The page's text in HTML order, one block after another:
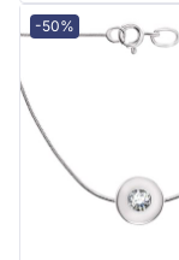
-50%